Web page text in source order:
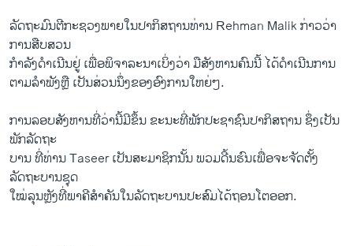
ລັດຖະມົນຕີກະຊວງພາຍໃນປາກິສຖານທ່ານ Rehman Malik ກ່າວວ່າ
ການສືບສວນ
ກຳລັງດຳເນີນຢູ່ ເພື່ອພິຈາລະນາເບິ່ງວ່າ ມືສັງຫານຄົນນີ້ ໄດ້ດຳເນີນການ
ຕາມລຳພັງຫຼື ເປັນສ່ວນນຶ່ງຂອງອົງການໃຫຍ່ໆ.
ການລອບສັງຫານທີ່ວ່ານີ້ມີຂຶ້ນ ຂະນະທີ່ພັກປະຊາຊົນປາກິສຖານ ຊຶ່ງເປັນ
ພັກລັດຖະ
ບານ ທີ່ທ່ານ Taseer ເປັນສະມາຊິກນັ້ນ ພວມດີ້ນຮົນເພື່ອຈະຈັດຕັ້ງ
ລັດຖະບານຊຸດ
ໃໝ່ລຸນຫຼັງທີ່ພາຄີສຳຄັນໃນລັດຖະບານປະສົມໄດ້ຖອນໂຕອອກ.